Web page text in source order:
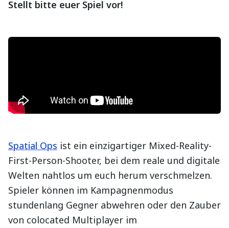
Stellt bitte euer Spiel vor!
Spatial Ops ist ein einzigartiger Mixed-Reality-
First-Person-Shooter, bei dem reale und digitale
Welten nahtlos um euch herum verschmelzen.
Spieler können im Kampagnenmodus
stundenlang Gegner abwehren oder den Zauber
von colocated Multiplayer im